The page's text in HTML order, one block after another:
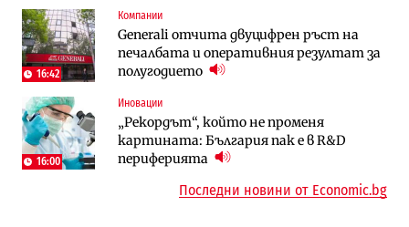
16:42
Компании
Generali отчита двуцифрен ръст на
печалбата и оперативния резултат за
полугодието
16:00
Иновации
„Рекордът“, който не променя
картината: България пак е в R&D
периферията
Компании
„Ендуросат“ ще строи огромен
космически и отбранителен център в
Доброславци
Digi&AI
Трафикът толкова е намалял, че големи
медии обмислят да се откажат
напълно от Google
10:12
Енергетика
Държавният ТЕЦ „Марица изток 2“
работи с 5 блока
Компании
„Ендуросат“ ще строи огромен
космически и отбранителен център в
Доброславци
Последни новини от Economic.bg